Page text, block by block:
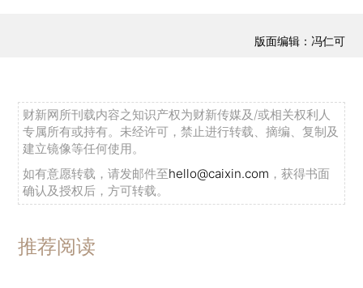
版面编辑：冯仁可
财新网所刊载内容之知识产权为财新传媒及/或相关权利人
专属所有或持有。未经许可，禁止进行转载、摘编、复制及
建立镜像等任何使用。
如有意愿转载，请发邮件至hello@caixin.com ，获得书面
确认及授权后，方可转载。
推荐阅读